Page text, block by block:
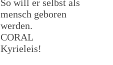
So will er selbst als
mensch geboren
werden.
CORAL
Kyrieleis!